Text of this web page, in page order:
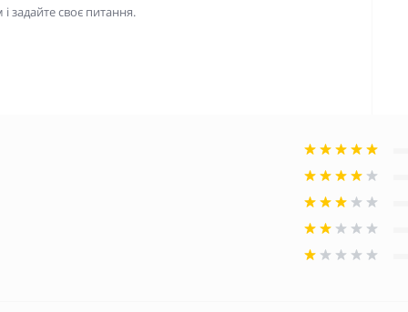
задайте своє питання.